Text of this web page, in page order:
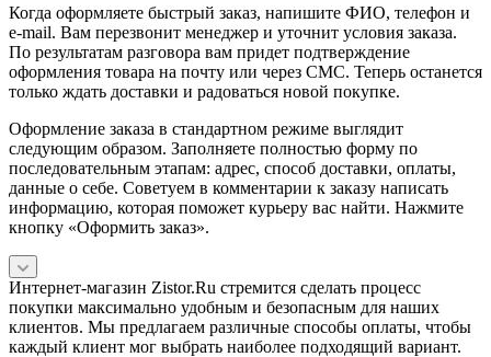
Когда оформляете быстрый заказ, напишите ФИО, телефон и
e-mail. Вам перезвонит менеджер и уточнит условия заказа.
По результатам разговора вам придет подтверждение
оформления товара на почту или через СМС. Теперь останется
только ждать доставки и радоваться новой покупке.
Оформление заказа в стандартном режиме выглядит
следующим образом. Заполняете полностью форму по
последовательным этапам: адрес, способ доставки, оплаты,
данные о себе. Советуем в комментарии к заказу написать
информацию, которая поможет курьеру вас найти. Нажмите
кнопку «Оформить заказ».
Интернет-магазин Zistor.Ru стремится сделать процесс
покупки максимально удобным и безопасным для наших
клиентов. Мы предлагаем различные способы оплаты, чтобы
каждый клиент мог выбрать наиболее подходящий вариант.